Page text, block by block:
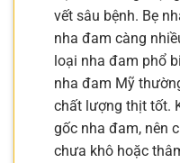
vết sâu bệnh. Bẹ
nha đam càng
loại nha đam phổ
nha đam Mỹ
chất lượng thịt tốt.
gốc nha đam, nên
chưa khô hoặc